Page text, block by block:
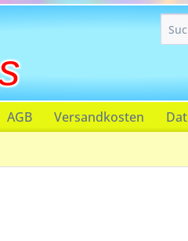
AGB Versandkosten